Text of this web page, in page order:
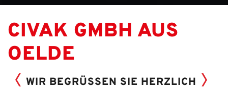
CIVAK GMBH AUS
OELDE
WIR BEGRÜSSEN SIE HERZLICH